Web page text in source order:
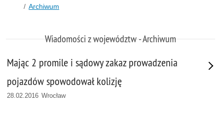
Archiwum
Wiadomości z województw - Archiwum
Mając 2 promile i sądowy zakaz prowadzenia
pojazdów spowodował kolizję
28.02.2016 Wrocław